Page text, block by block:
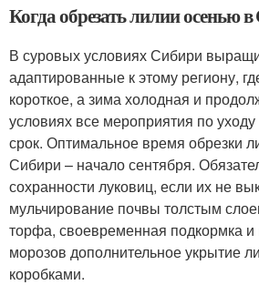
Когда обрезать лилии осенью
В суровых условиях Сибири
адаптированные к этому региону,
короткое, а зима холодная и
условиях все мероприятия по
срок. Оптимальное время обрезки
Сибири – начало сентября.
сохранности луковиц, если их не
мульчирование почвы толстым
торфа, своевременная подкормка и
морозов дополнительное укрытие
коробками.